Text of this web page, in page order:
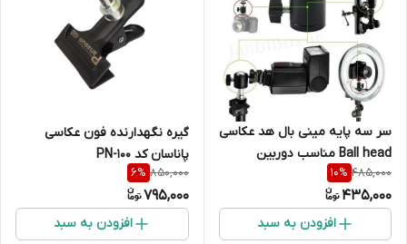
سر سه پایه مینی بال هد عکاسی
Ball head مناسب دوربین
عکاسی و فیلمبرداری و رینگ
لایت و لوازم نورپردازی جانبی
485,000
10%
435,000
افزودن به سبد
گیره نگهدارنده فون عکاسی
پاناسان کد PN-100
850,000
6%
795,000
افزودن به سبد